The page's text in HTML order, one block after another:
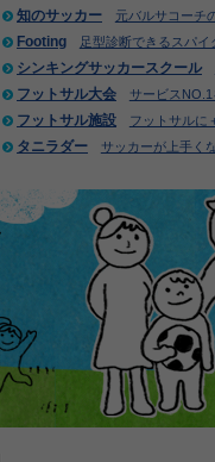
知のサッカー 元バルサコーチ
Footing 足型診断できるスパ
シンキングサッカースクール
フットサル大会 サービス
フットサル施設 フットサルに
タニラダー サッカーが上手く